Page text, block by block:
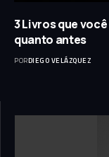
3 Livros que
quanto antes
PORDIEGO VELÁZQUEZ